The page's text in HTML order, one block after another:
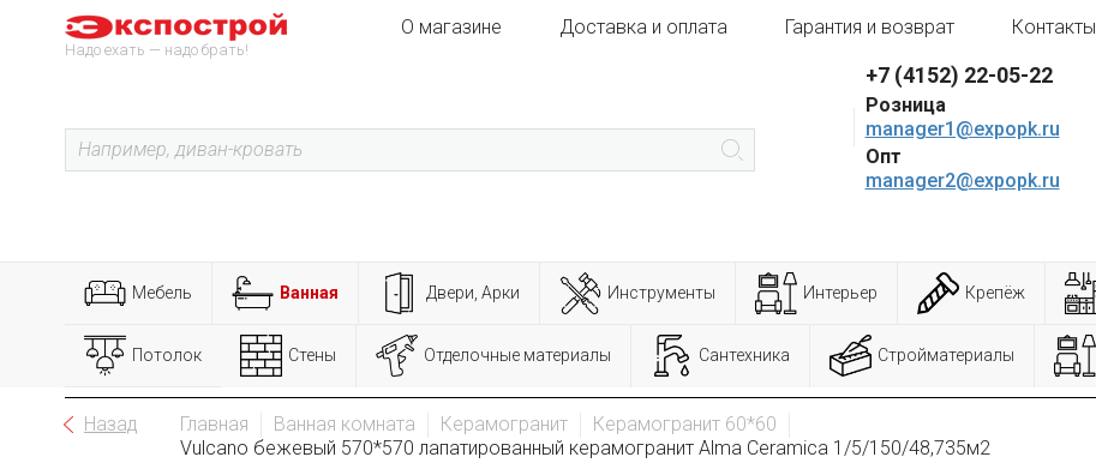
Надо ехать — надо брать!
О магазине Доставка и оплата Гарантия и возврат Контакты
+7 (4152) 22-05-22
Розница
manager1@expopk.ru
Опт
manager2@expopk.ru
Мебель Ванная Двери, Арки Инструменты Интерьер Крепёж
Потолок Стены Отделочные материалы Сантехника Стройматериалы
Назад Главная Ванная комната Керамогранит
Керамогранит 60*60
Vulcano бежевый 570*570 лапатированный керамогранит Alma Ceramica 1/5/150/48,735м2